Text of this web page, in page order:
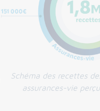
Schéma des recettes
assurances-vie